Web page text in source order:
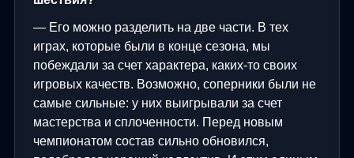
— Его можно разделить на две части. В тех
играх, которые были в конце сезона, мы
побеждали за счет характера, каких-то своих
игровых качеств. Возможно, соперники были не
самые сильные: у них выигрывали за счет
мастерства и сплоченности. Перед новым
чемпионатом состав сильно обновился,